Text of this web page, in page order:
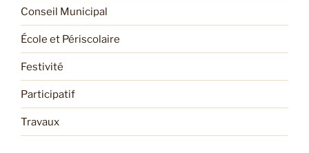
Conseil Municipal
École et Périscolaire
Festivité
Participatif
Travaux